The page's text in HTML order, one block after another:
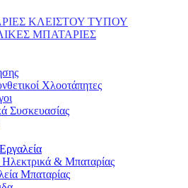
ΚΛΕΙΣΤΟΥ ΤΥΠΟΥ
ΜΠΑΤΑΡΙΕΣ
Χλοοτάπητες
Συσκευασίας
& Μπαταρίας
Μπαταρίας